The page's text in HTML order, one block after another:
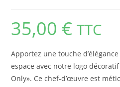
35,00 € TTC
Apportez une touche
espace avec notre logo
Only». Ce chef-d’œuvre est